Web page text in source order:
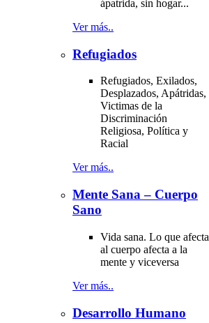
ápatrida, sin hogar...
Ver más..
Refugiados
Refugiados, Exilados,
Desplazados, Apátridas,
Victimas de la
Discriminación
Religiosa, Política y
Racial
Ver más..
Mente Sana – Cuerpo
Sano
Vida sana. Lo que afecta
al cuerpo afecta a la
mente y viceversa
Ver más..
Desarrollo Humano